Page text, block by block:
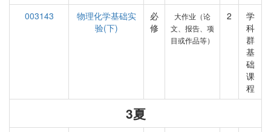
003143
物理化学基础实
验(下)
必
修
大作业（论
文、报告、项
目或作品等）
2
学
科
群
基
础
课
程
3夏